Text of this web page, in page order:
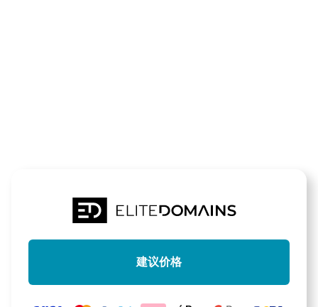
建议价格